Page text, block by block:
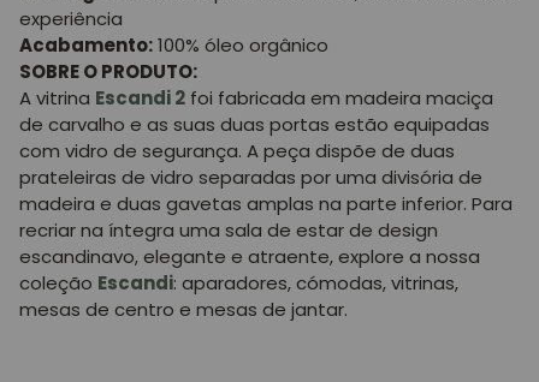
experiência
Acabamento:100% óleo orgânico
SOBRE O PRODUTO:
A vitrina Escandi 2 foi fabricada em madeira maciça
de carvalho e as suas duas portas estão equipadas
com vidro de segurança. A peça dispõe de duas
prateleiras de vidro separadas por uma divisória de
madeira e duas gavetas amplas na parte inferior. Para
recriar na íntegra uma sala de estar de design
escandinavo, elegante e atraente, explore a nossa
coleção Escandi: aparadores, cómodas, vitrinas,
mesas de centro e mesas de jantar.